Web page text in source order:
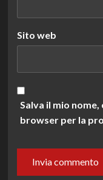
Sito web
Salva il mio
browser per la